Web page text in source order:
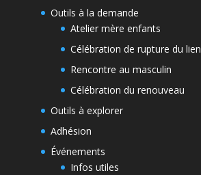
Outils à la demande
Atelier mère enfants
Célébration de rupture du lien
Rencontre au masculin
Célébration du renouveau
Outils à explorer
Adhésion
Événements
Infos utiles